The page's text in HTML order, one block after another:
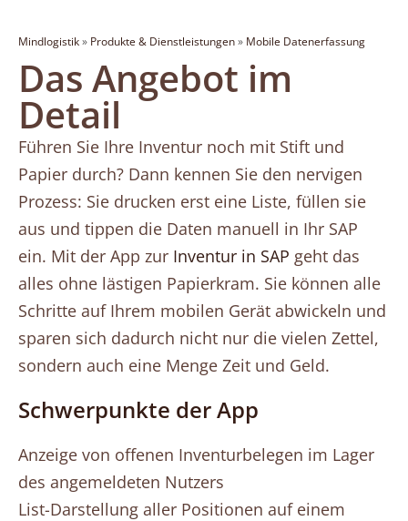
Mindlogistik» Produkte & Dienstleistungen» Mobile Datenerfassung
Das Angebot im
Detail
Führen Sie Ihre Inventur noch mit Stift und
Papier durch? Dann kennen Sie den nervigen
Prozess: Sie drucken erst eine Liste, füllen sie
aus und tippen die Daten manuell in Ihr SAP
ein. Mit der App zur Inventur in SAP geht das
alles ohne lästigen Papierkram. Sie können alle
Schritte auf Ihrem mobilen Gerät abwickeln und
sparen sich dadurch nicht nur die vielen Zettel,
sondern auch eine Menge Zeit und Geld.
Schwerpunkte der App
Anzeige von offenen Inventurbelegen im Lager
des angemeldeten Nutzers
List-Darstellung aller Positionen auf einem